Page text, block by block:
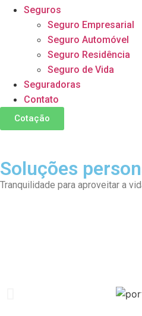
Seguros
Seguro Empresarial
Seguro Automóvel
Seguro Residência
Seguro de Vida
Seguradoras
Contato
Cotação
Soluções
Tranquilidade para aproveitar a